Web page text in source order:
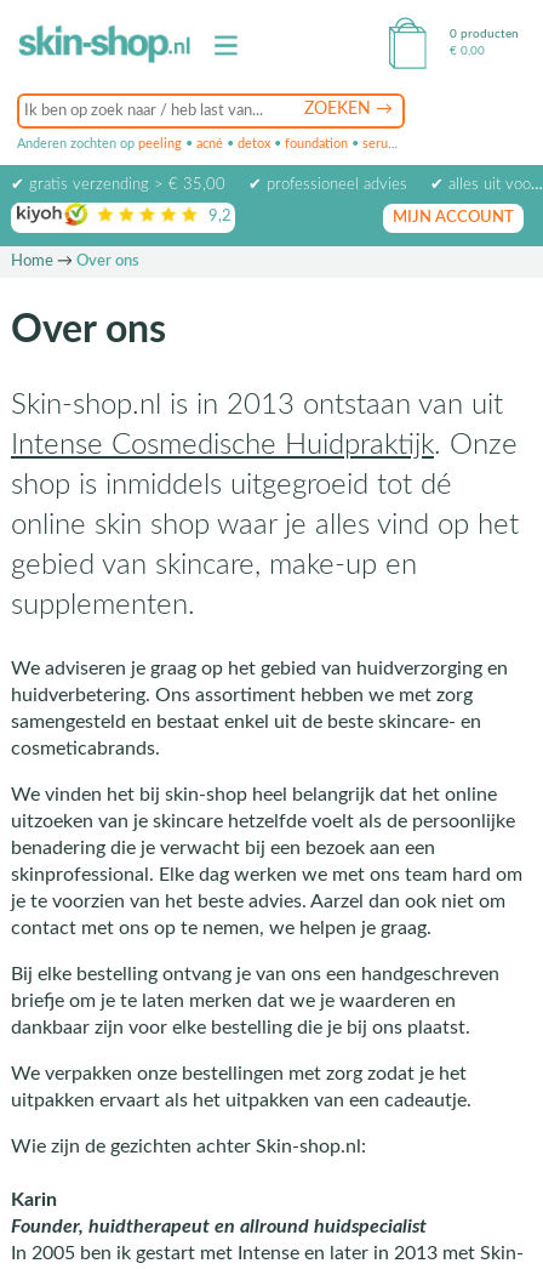
Anderen zochten op peeling • acné • detox • foundation • serum
0 producten
€ 0,00
✔ gratis verzending > € 35,00 ✔ professioneel advies
✔ alles uit voorraad leverbaar
9,2 op basis van beoordelingen
MIJN ACCOUNT
Home→ Over ons
Over ons
Skin-shop.nl is in 2013 ontstaan van uit
Intense Cosmedische Huidpraktijk. Onze
shop is inmiddels uitgegroeid tot dé
online skin shop waar je alles vind op het
gebied van skincare, make-up en
supplementen.
We adviseren je graag op het gebied van huidverzorging en
huidverbetering. Ons assortiment hebben we met zorg
samengesteld en bestaat enkel uit de beste skincare- en
cosmeticabrands.
We vinden het bij skin-shop heel belangrijk dat het online
uitzoeken van je skincare hetzelfde voelt als de persoonlijke
benadering die je verwacht bij een bezoek aan een
skinprofessional. Elke dag werken we met ons team hard om
je te voorzien van het beste advies. Aarzel dan ook niet om
contact met ons op te nemen, we helpen je graag.
Bij elke bestelling ontvang je van ons een handgeschreven
briefje om je te laten merken dat we je waarderen en
dankbaar zijn voor elke bestelling die je bij ons plaatst.
We verpakken onze bestellingen met zorg zodat je het
uitpakken ervaart als het uitpakken van een cadeautje.
Wie zijn de gezichten achter Skin-shop.nl:
Karin
Founder, huidtherapeut en allround huidspecialist
In 2005 ben ik gestart met Intense en later in 2013 met Skin-